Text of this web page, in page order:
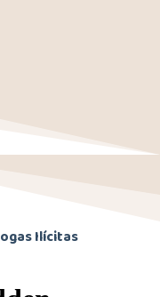
Ilícitas